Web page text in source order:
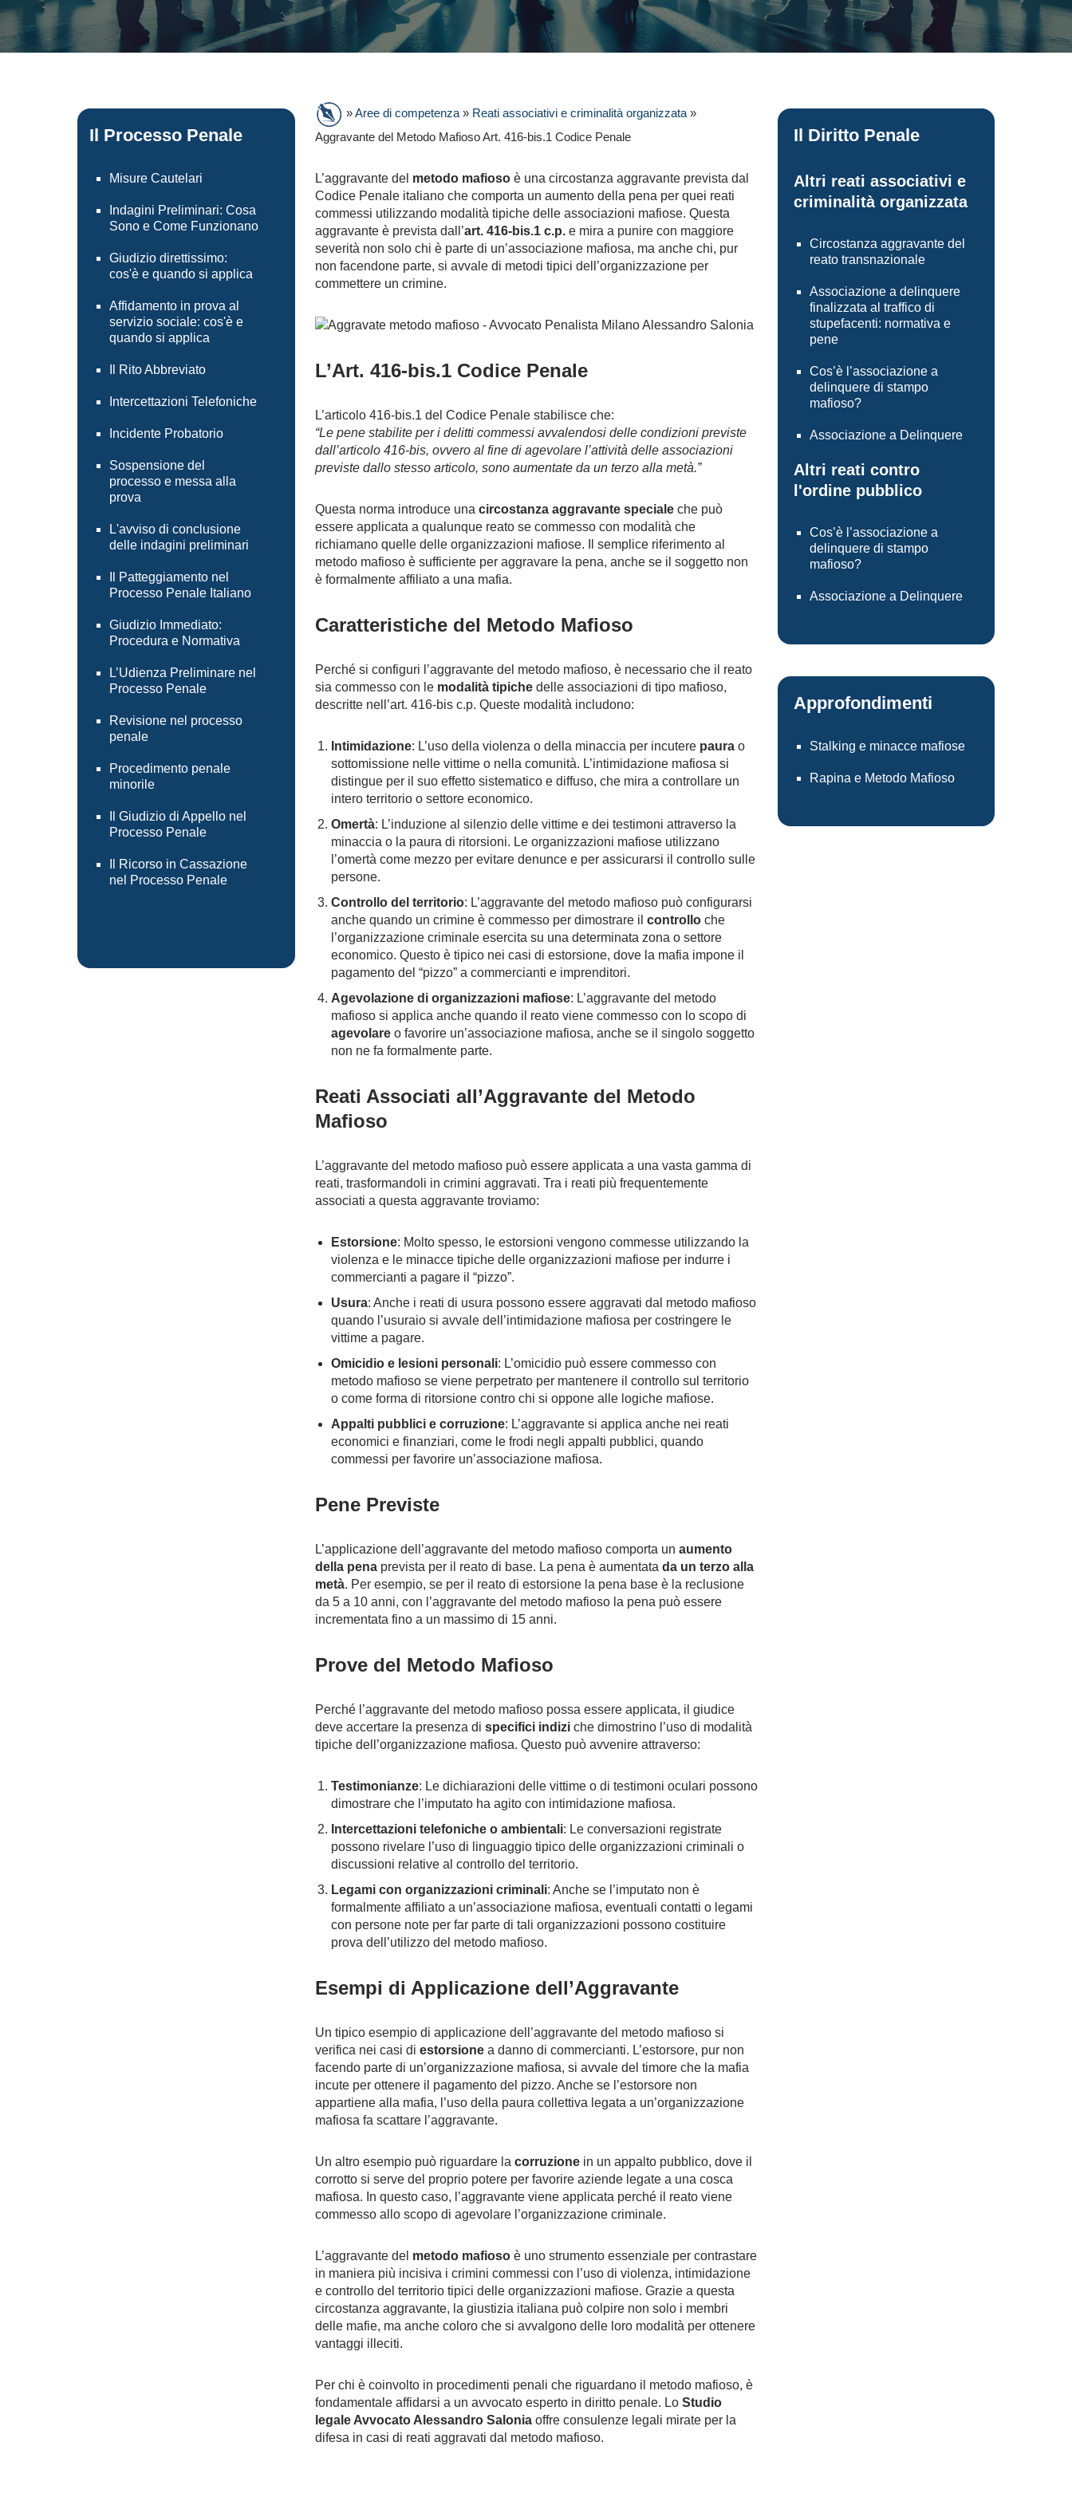
Il Processo Penale
Misure Cautelari
Indagini Preliminari: Cosa
Sono e Come Funzionano
Giudizio direttissimo:
cos'è e quando si applica
Affidamento in prova al
servizio sociale: cos'è e
quando si applica
Il Rito Abbreviato
Intercettazioni Telefoniche
Incidente Probatorio
Sospensione del
processo e messa alla
prova
L'avviso di conclusione
delle indagini preliminari
Il Patteggiamento nel
Processo Penale Italiano
Giudizio Immediato:
Procedura e Normativa
L’Udienza Preliminare nel
Processo Penale
Revisione nel processo
penale
Procedimento penale
minorile
Il Giudizio di Appello nel
Processo Penale
Il Ricorso in Cassazione
nel Processo Penale
»Aree di competenza» Reati associativi e criminalità organizzata»
Aggravante del Metodo Mafioso Art. 416-bis.1 Codice Penale
L’aggravante del metodo mafiosoè una circostanza aggravante prevista dal
Codice Penale italiano che comporta un aumento della pena per quei reati
commessi utilizzando modalità tipiche delle associazioni mafiose. Questa
aggravante è prevista dall’art. 416-bis.1 c.p.e mira a punire con maggiore
severità non solo chi è parte di un’associazione mafiosa, ma anche chi, pur
non facendone parte, si avvale di metodi tipici dell’organizzazione per
commettere un crimine.
L’Art. 416-bis.1 Codice Penale
L’articolo 416-bis.1 del Codice Penale stabilisce che:
“Le pene stabilite per i delitti commessi avvalendosi delle condizioni previste
dall’articolo 416-bis, ovvero al fine di agevolare l’attività delle associazioni
previste dallo stesso articolo, sono aumentate da un terzo alla metà.”
Questa norma introduce una circostanza aggravante specialeche può
essere applicata a qualunque reato se commesso con modalità che
richiamano quelle delle organizzazioni mafiose. Il semplice riferimento al
metodo mafioso è sufficiente per aggravare la pena, anche se il soggetto non
è formalmente affiliato a una mafia.
Caratteristiche del Metodo Mafioso
Perché si configuri l’aggravante del metodo mafioso, è necessario che il reato
sia commesso con le modalità tipichedelle associazioni di tipo mafioso,
descritte nell’art. 416-bis c.p. Queste modalità includono:
Intimidazione: L’uso della violenza o della minaccia per incutere paurao
sottomissione nelle vittime o nella comunità. L’intimidazione mafiosa si
distingue per il suo effetto sistematico e diffuso, che mira a controllare un
intero territorio o settore economico.
Omertà: L’induzione al silenzio delle vittime e dei testimoni attraverso la
minaccia o la paura di ritorsioni. Le organizzazioni mafiose utilizzano
l’omertà come mezzo per evitare denunce e per assicurarsi il controllo sulle
persone.
Controllo del territorio: L’aggravante del metodo mafioso può configurarsi
anche quando un crimine è commesso per dimostrare il controlloche
l’organizzazione criminale esercita su una determinata zona o settore
economico. Questo è tipico nei casi di estorsione, dove la mafia impone il
pagamento del “pizzo” a commercianti e imprenditori.
Agevolazione di organizzazioni mafiose: L’aggravante del metodo
mafioso si applica anche quando il reato viene commesso con lo scopo di
agevolareo favorire un’associazione mafiosa, anche se il singolo soggetto
non ne fa formalmente parte.
Reati Associati all’Aggravante del Metodo
Mafioso
L’aggravante del metodo mafioso può essere applicata a una vasta gamma di
reati, trasformandoli in crimini aggravati. Tra i reati più frequentemente
associati a questa aggravante troviamo:
Estorsione: Molto spesso, le estorsioni vengono commesse utilizzando la
violenza e le minacce tipiche delle organizzazioni mafiose per indurre i
commercianti a pagare il “pizzo”.
Usura: Anche i reati di usura possono essere aggravati dal metodo mafioso
quando l’usuraio si avvale dell’intimidazione mafiosa per costringere le
vittime a pagare.
Omicidio e lesioni personali: L’omicidio può essere commesso con
metodo mafioso se viene perpetrato per mantenere il controllo sul territorio
o come forma di ritorsione contro chi si oppone alle logiche mafiose.
Appalti pubblici e corruzione: L’aggravante si applica anche nei reati
economici e finanziari, come le frodi negli appalti pubblici, quando
commessi per favorire un’associazione mafiosa.
Pene Previste
L’applicazione dell’aggravante del metodo mafioso comporta un aumento
della penaprevista per il reato di base. La pena è aumentata da un terzo alla
metà. Per esempio, se per il reato di estorsione la pena base è la reclusione
da 5 a 10 anni, con l’aggravante del metodo mafioso la pena può essere
incrementata fino a un massimo di 15 anni.
Prove del Metodo Mafioso
Perché l’aggravante del metodo mafioso possa essere applicata, il giudice
deve accertare la presenza di specifici indiziche dimostrino l’uso di modalità
tipiche dell’organizzazione mafiosa. Questo può avvenire attraverso:
Testimonianze: Le dichiarazioni delle vittime o di testimoni oculari possono
dimostrare che l’imputato ha agito con intimidazione mafiosa.
Intercettazioni telefoniche o ambientali: Le conversazioni registrate
possono rivelare l’uso di linguaggio tipico delle organizzazioni criminali o
discussioni relative al controllo del territorio.
Legami con organizzazioni criminali: Anche se l’imputato non è
formalmente affiliato a un’associazione mafiosa, eventuali contatti o legami
con persone note per far parte di tali organizzazioni possono costituire
prova dell’utilizzo del metodo mafioso.
Esempi di Applicazione dell’Aggravante
Un tipico esempio di applicazione dell’aggravante del metodo mafioso si
verifica nei casi di estorsionea danno di commercianti. L’estorsore, pur non
facendo parte di un’organizzazione mafiosa, si avvale del timore che la mafia
incute per ottenere il pagamento del pizzo. Anche se l’estorsore non
appartiene alla mafia, l’uso della paura collettiva legata a un’organizzazione
mafiosa fa scattare l’aggravante.
Un altro esempio può riguardare la corruzionein un appalto pubblico, dove il
corrotto si serve del proprio potere per favorire aziende legate a una cosca
mafiosa. In questo caso, l’aggravante viene applicata perché il reato viene
commesso allo scopo di agevolare l’organizzazione criminale.
L’aggravante del metodo mafiosoè uno strumento essenziale per contrastare
in maniera più incisiva i crimini commessi con l’uso di violenza, intimidazione
e controllo del territorio tipici delle organizzazioni mafiose. Grazie a questa
circostanza aggravante, la giustizia italiana può colpire non solo i membri
delle mafie, ma anche coloro che si avvalgono delle loro modalità per ottenere
vantaggi illeciti.
Per chi è coinvolto in procedimenti penali che riguardano il metodo mafioso, è
fondamentale affidarsi a un avvocato esperto in diritto penale. Lo Studio
legale Avvocato Alessandro Saloniaoffre consulenze legali mirate per la
difesa in casi di reati aggravati dal metodo mafioso.
Il Diritto Penale
Altri reati associativi e
criminalità organizzata
Circostanza aggravante del
reato transnazionale
Associazione a delinquere
finalizzata al traffico di
stupefacenti: normativa e
pene
Cos’è l’associazione a
delinquere di stampo
mafioso?
Associazione a Delinquere
Altri reati contro
l'ordine pubblico
Cos’è l’associazione a
delinquere di stampo
mafioso?
Associazione a Delinquere
Approfondimenti
Stalking e minacce mafiose
Rapina e Metodo Mafioso